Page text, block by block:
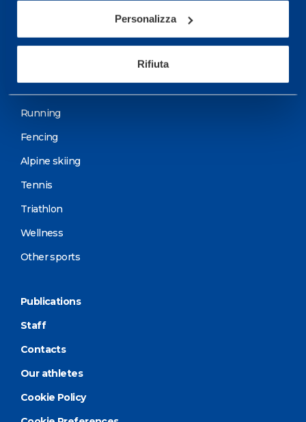
Personalizza
Rifiuta
Cycling and MTB
Running
Fencing
Alpine skiing
Tennis
Triathlon
Wellness
Other sports
Publications
Staff
Contacts
Our athletes
Cookie Policy